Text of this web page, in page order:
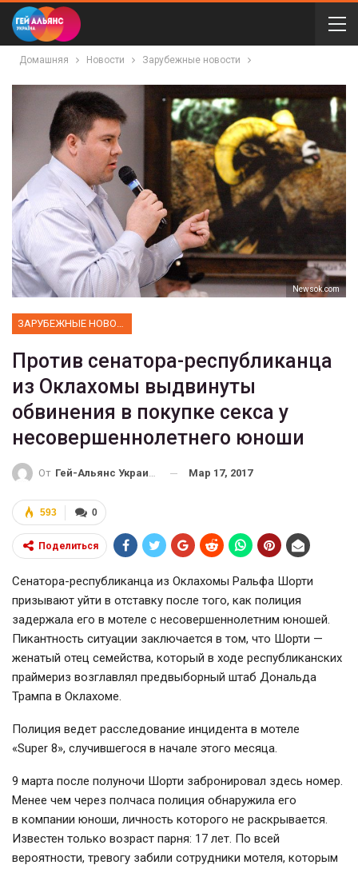
Домашняя Новости Зарубежные новости
Newsok.com
Против сенатора-республиканца
из Оклахомы выдвинуты
обвинения в покупке секса у
несовершеннолетнего юноши
От Гей-Альянс Украина Мар 17, 2017
0
593
Поделиться
Сенатора-республиканца из Оклахомы Ральфа Шорти
призывают уйти в отставку после того, как полиция
задержала его в мотеле с несовершеннолетним юношей.
Пикантность ситуации заключается в том, что Шорти —
женатый отец семейства, который в ходе республиканских
праймериз возглавлял предвыборный штаб Дональда
Трампа в Оклахоме.
Полиция ведет расследование инцидента в мотеле
«Super 8», случившегося в начале этого месяца.
9 марта после полуночи Шорти забронировал здесь номер.
Менее чем через полчаса полиция обнаружила его
в компании юноши, личность которого не раскрывается.
Известен только возраст парня: 17 лет. По всей
вероятности, тревогу забили сотрудники мотеля, которым